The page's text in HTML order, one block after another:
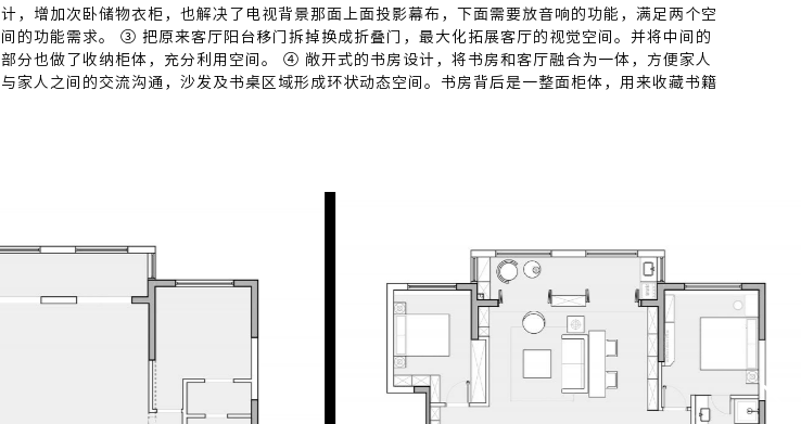
计，增加次卧储物衣柜，也解决了电视背景那面上面投影幕布，下面需要放音响的功能，满足两个空
间的功能需求。 ③ 把原来客厅阳台移门拆掉换成折叠门，最大化拓展客厅的视觉空间。并将中间的
部分也做了收纳柜体，充分利用空间。 ④ 敞开式的书房设计，将书房和客厅融合为一体，方便家人
与家人之间的交流沟通，沙发及书桌区域形成环状动态空间。书房背后是一整面柜体，用来收藏书籍
满足了对浴缸的需求，而且空间尽可能的宽敞舒适。所以将原来的一个小次卧改造成了衣帽间。这样